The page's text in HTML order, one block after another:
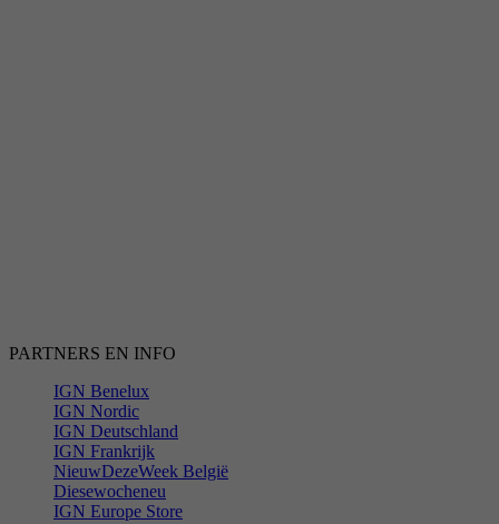
PARTNERS EN INFO
IGN Benelux
IGN Nordic
IGN Deutschland
IGN Frankrijk
NieuwDezeWeek België
Diesewocheneu
IGN Europe Store